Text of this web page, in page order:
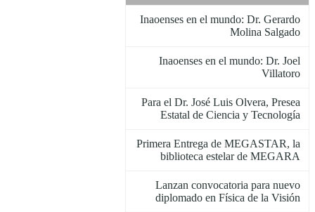
Inaoenses en el mundo: Dr. Gerardo
Molina Salgado
Inaoenses en el mundo: Dr. Joel
Villatoro
Para el Dr. José Luis Olvera, Presea
Estatal de Ciencia y Tecnología
Primera Entrega de MEGASTAR, la
biblioteca estelar de MEGARA
Lanzan convocatoria para nuevo
diplomado en Física de la Visión